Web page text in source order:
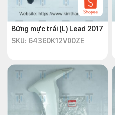
Bững mực trái (L) Lead 2017
SKU: 64360K12V00ZE